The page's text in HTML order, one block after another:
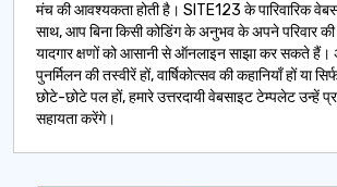
मंच की आवश्यकता होती है। SITE123 के पारिवारिक
साथ, आप बिना किसी कोडिंग के अनुभव के अपने परिवार
यादगार क्षणों को आसानी से ऑनलाइन साझा कर सकते हैं।
पुनर्मिलन की तस्वीरें हों, वार्षिकोत्सव की कहानियाँ हों या
छोटे-छोटे पल हों, हमारे उत्तरदायी वेबसाइट टेम्पलेट उन्हें
सहायता करेंगे।